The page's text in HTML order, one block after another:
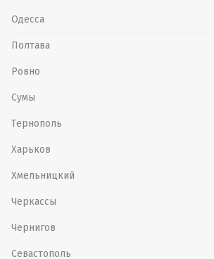
Одесса
Полтава
Ровно
Сумы
Тернополь
Харьков
Хмельницкий
Черкассы
Чернигов
Севастополь